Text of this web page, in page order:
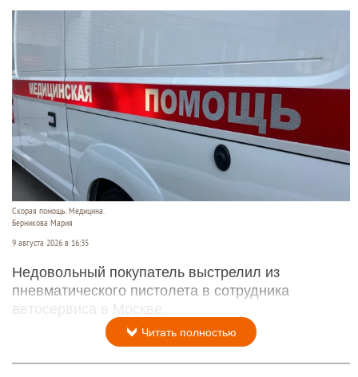
Скорая помощь. Медицина.
Берникова Мария
9 августа 2026 в 16:35
Недовольный покупатель выстрелил из
пневматического пистолета в сотрудника
автосервиса в Москве.
Читать полностью